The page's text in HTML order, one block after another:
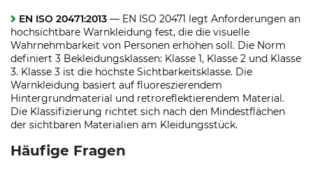
EN ISO 20471:2013 — EN ISO 20471 legt Anforderungen an
hochsichtbare Warnkleidung fest, die die visuelle
Wahrnehmbarkeit von Personen erhöhen soll. Die Norm
definiert 3 Bekleidungsklassen: Klasse 1, Klasse 2 und Klasse
3. Klasse 3 ist die höchste Sichtbarkeitsklasse. Die
Warnkleidung basiert auf fluoreszierendem
Hintergrundmaterial und retroreflektierendem Material.
Die Klassifizierung richtet sich nach den Mindestflächen
der sichtbaren Materialien am Kleidungsstück.
Häufige Fragen